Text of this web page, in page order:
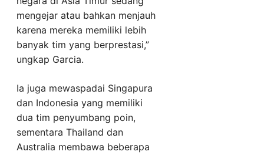
mengejar atau bahkan menjauh
karena mereka memiliki lebih
banyak tim yang berprestasi,”
ungkap Garcia.
Ia juga mewaspadai Singapura
dan Indonesia yang memiliki
dua tim penyumbang poin,
sementara Thailand dan
Australia membawa beberapa